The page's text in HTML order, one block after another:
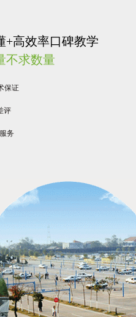
+高效率口碑教学
不求数量
保证
评
务